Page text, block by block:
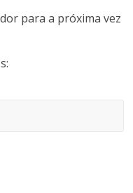
para a próxima vez